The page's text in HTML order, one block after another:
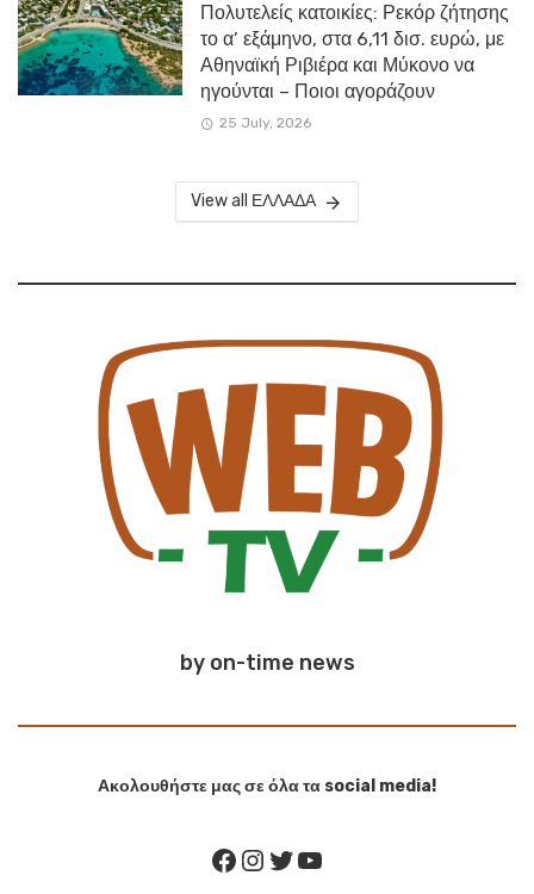
Πολυτελείς κατοικίες: Ρεκόρ ζήτησης
το α’ εξάμηνο, στα 6,11 δισ. ευρώ, με
Αθηναϊκή Ριβιέρα και Μύκονο να
ηγούνται – Ποιοι αγοράζουν
25 July, 2026
View all ΕΛΛΑΔΑ
by on-time news
Ακολουθήστε μας σε όλα τα social media!